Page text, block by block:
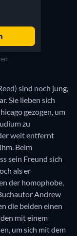
sind noch jung,
Sie lieben sich
gezogen, um
zu
weit entfernt
Beim
sein Freund sich
als er
der homophobe,
Andrew
die beiden einen
mit einem
um sich mit dem